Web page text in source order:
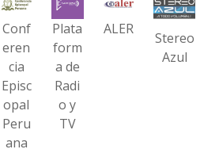
Conf
eren
cia
Episc
opal
Peru
ana
Plata
form
a de
Radi
o y
TV
ALER
Stereo
Azul